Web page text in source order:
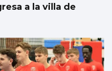
a la villa de